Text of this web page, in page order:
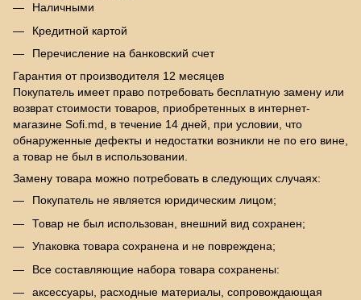
Наличными
Кредитной картой
Перечисление на банковский счет
Гарантия от производителя 12 месяцев
Покупатель имеет право потребовать бесплатную замену или
возврат стоимости товаров, приобретенных в интернет-
магазине Sofi.md, в течение 14 дней, при условии, что
обнаруженные дефекты и недостатки возникли не по его вине,
а товар не был в использовании.
Замену товара можно потребовать в следующих случаях:
Покупатель не является юридическим лицом;
Товар не был использован, внешний вид сохранен;
Упаковка товара сохранена и не повреждена;
Все составляющие набора товара сохранены:
аксессуары, расходные материалы, сопровождающая